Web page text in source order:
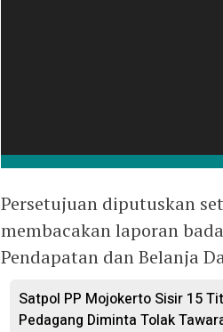
Persetujuan diputuskan
membacakan laporan
Pendapatan dan Belanja
Satpol PP Mojokerto Sisir 15
Pedagang Diminta Tolak